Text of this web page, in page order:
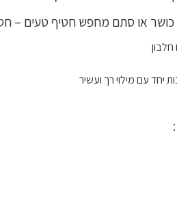
או סתם מחפש חטיף טעים –
יחד עם מילוי רך ועשיר